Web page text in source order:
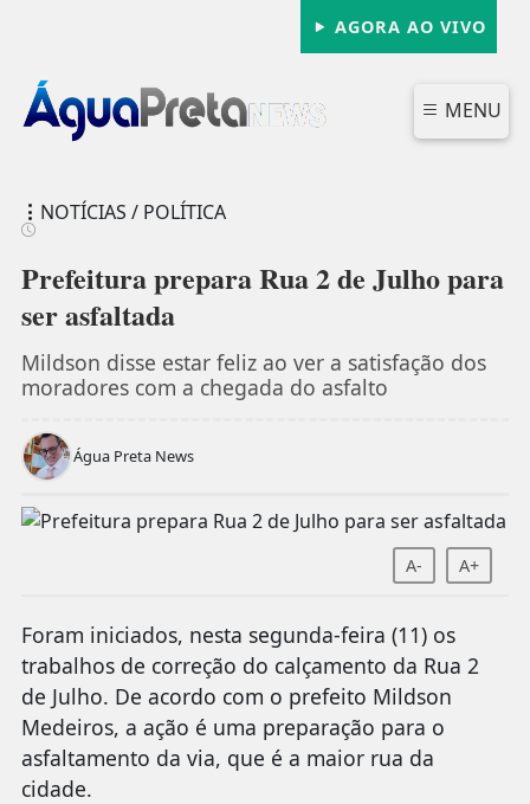
AGORA AO VIVO
MENU
FECHAR
NOTÍCIAS / POLÍTICA
Prefeitura prepara Rua 2 de Julho para
ser asfaltada
Mildson disse estar feliz ao ver a satisfação dos
moradores com a chegada do asfalto
Água Preta News
A- A+
Foram iniciados, nesta segunda-feira (11) os
trabalhos de correção do calçamento da Rua 2
de Julho. De acordo com o prefeito Mildson
Medeiros, a ação é uma preparação para o
asfaltamento da via, que é a maior rua da
cidade.